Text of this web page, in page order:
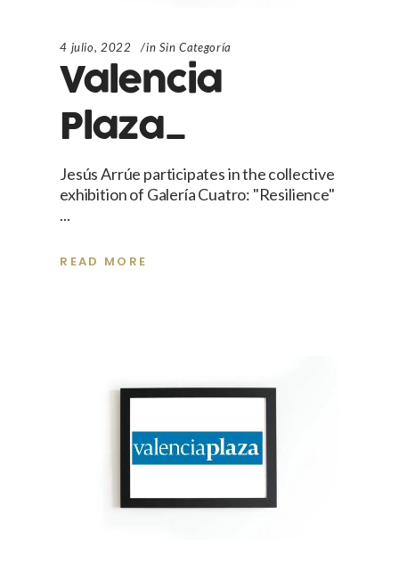
4 julio, 2022 in Sin Categoría
Valencia
Plaza_
Jesús Arrúe participates in the collective
exhibition of Galería Cuatro: "Resilience"
READ MORE